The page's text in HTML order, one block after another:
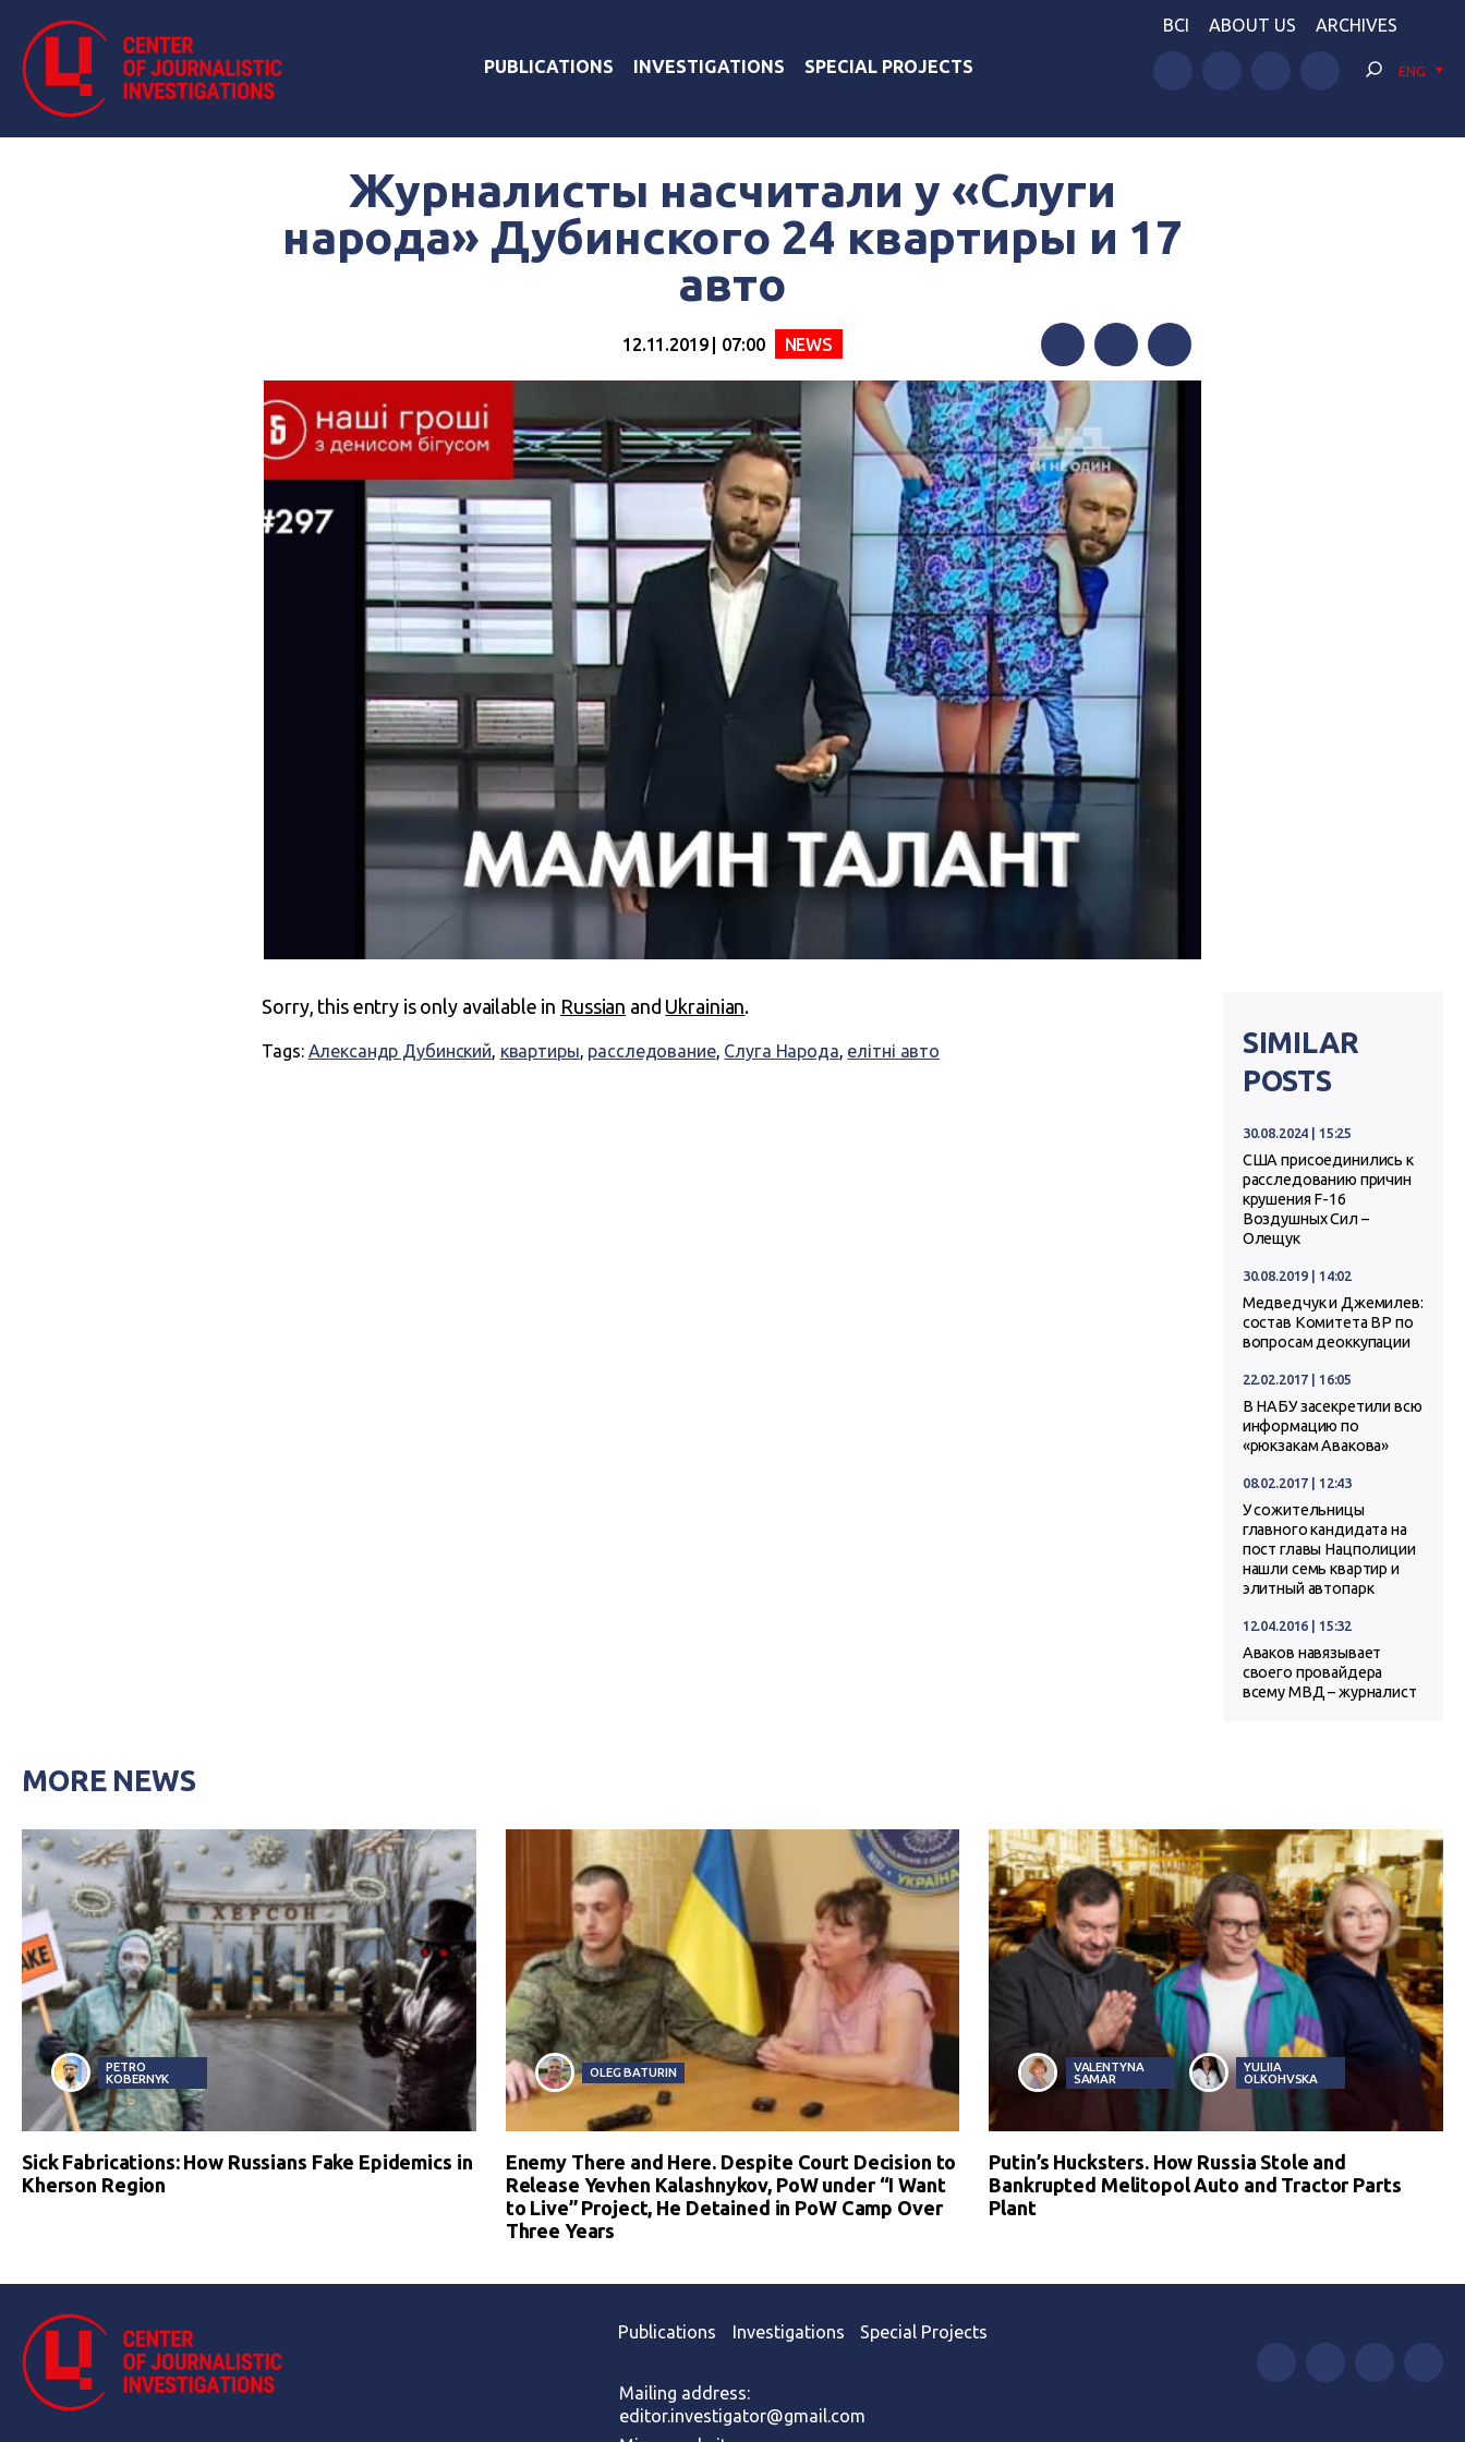
PUBLICATIONS INVESTIGATIONS SPECIAL PROJECTS
BCI ABOUT US ARCHIVES
ENG
Журналисты насчитали у «Слуги
народа» Дубинского 24 квартиры и 17
авто
12.11.2019 | 07:00 NEWS
FacebookTwitterTelegram
Sorry, this entry is only available in Russian and Ukrainian.
Tags: Александр Дубинский, квартиры, расследование, Слуга Народа, елітні авто
SIMILAR
POSTS
30.08.2024 | 15:25
США присоединились к
расследованию причин
крушения F-16
Воздушных Сил –
Олещук
30.08.2019 | 14:02
Медведчук и Джемилев:
состав Комитета ВР по
вопросам деоккупации
22.02.2017 | 16:05
В НАБУ засекретили всю
информацию по
«рюкзакам Авакова»
08.02.2017 | 12:43
У сожительницы
главного кандидата на
пост главы Нацполиции
нашли семь квартир и
элитный автопарк
12.04.2016 | 15:32
Аваков навязывает
своего провайдера
всему МВД – журналист
MORE NEWS
PETRO
KOBERNYK
Sick Fabrications: How Russians Fake Epidemics in
Kherson Region
OLEG BATURIN
Enemy There and Here. Despite Court Decision to
Release Yevhen Kalashnykov, PoW under “I Want
to Live” Project, He Detained in PoW Camp Over
Three Years
VALENTYNA
SAMAR
YULIIA
OLKOHVSKA
Putin’s Hucksters. How Russia Stole and
Bankrupted Melitopol Auto and Tractor Parts
Plant
Publications Investigations Special Projects
Mailing address:
editor.investigator@gmail.com